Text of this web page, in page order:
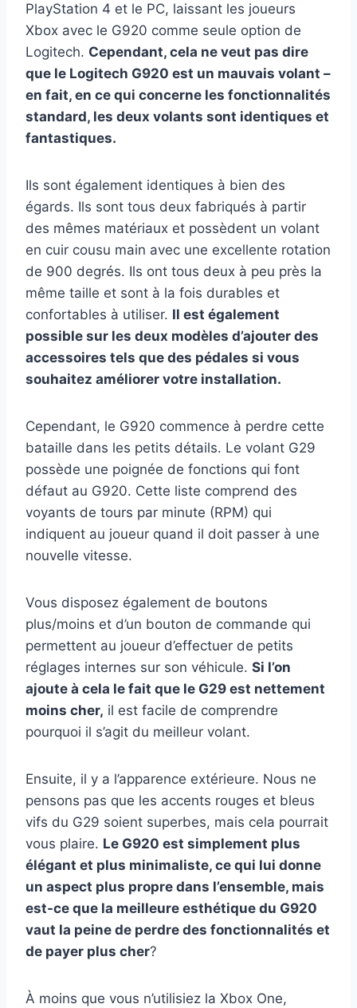
PlayStation 4 et le PC, laissant les joueurs
Xbox avec le G920 comme seule option de
Logitech. Cependant, cela ne veut pas dire
que le Logitech G920 est un mauvais volant –
en fait, en ce qui concerne les fonctionnalités
standard, les deux volants sont identiques et
fantastiques.
Ils sont également identiques à bien des
égards. Ils sont tous deux fabriqués à partir
des mêmes matériaux et possèdent un volant
en cuir cousu main avec une excellente rotation
de 900 degrés. Ils ont tous deux à peu près la
même taille et sont à la fois durables et
confortables à utiliser. Il est également
possible sur les deux modèles d’ajouter des
accessoires tels que des pédales si vous
souhaitez améliorer votre installation.
Cependant, le G920 commence à perdre cette
bataille dans les petits détails. Le volant G29
possède une poignée de fonctions qui font
défaut au G920. Cette liste comprend des
voyants de tours par minute (RPM) qui
indiquent au joueur quand il doit passer à une
nouvelle vitesse.
Vous disposez également de boutons
plus/moins et d’un bouton de commande qui
permettent au joueur d’effectuer de petits
réglages internes sur son véhicule. Si l’on
ajoute à cela le fait que le G29 est nettement
moins cher, il est facile de comprendre
pourquoi il s’agit du meilleur volant.
Ensuite, il y a l’apparence extérieure. Nous ne
pensons pas que les accents rouges et bleus
vifs du G29 soient superbes, mais cela pourrait
vous plaire. Le G920 est simplement plus
élégant et plus minimaliste, ce qui lui donne
un aspect plus propre dans l’ensemble, mais
est-ce que la meilleure esthétique du G920
vaut la peine de perdre des fonctionnalités et
de payer plus cher?
À moins que vous n’utilisiez la Xbox One,